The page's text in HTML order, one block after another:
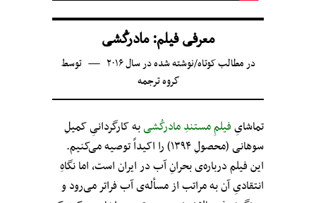
معرفی فیلم: مادرکُشی
درمطالب کوتاه/نوشته شده در سال ۲۰۱۶
توسط
گروه ترجمه
تماشایِفیلمِ مستندِ مادرکُشیبه کارگردانیِ کمیلِ
سوهانی (محصولِ ۱۳۹۴) را اکیداً توصیه می‌کنیم.
این فیلم درباره‌ی بحرانِ آب در ایران است، اما نگاهِ
انتقادیِ آن به مراتب از مسأله‌ی آب فراتر می‌رود و